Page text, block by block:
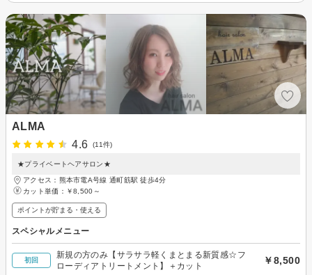
ALMA
4.6
(11件)
★プライベートヘアサロン★
アクセス：熊本市電A号線 通町筋駅 徒歩4分
カット単価： ￥8,500～
ポイントが貯まる・使える
スペシャルメニュー
初回
新規の方のみ【サラサラ軽くまとまる新質感☆フ
ローディアトリートメント】＋カット
￥8,500